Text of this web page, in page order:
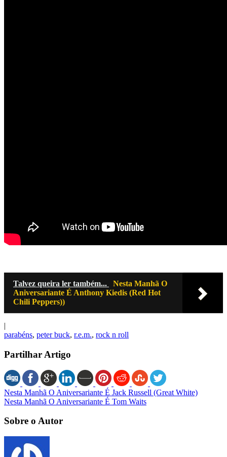
Talvez queira ler também...
Nesta Manhã O
Aniversariante É Anthony Kiedis (Red Hot
Chili Peppers))
|
parabéns, peter buck, r.e.m., rock n roll
Partilhar Artigo
Nesta Manhã O Aniversariante É Jack Russell (Great White)
Nesta Manhã O Aniversariante É Tom Waits
Sobre o Autor